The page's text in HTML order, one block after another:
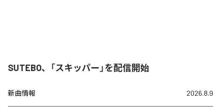
SUTEBO、「スキッパー」を配信開始
新曲情報 2026.8.9